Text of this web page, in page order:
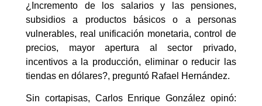
¿Incremento de los salarios y las pensiones,
subsidios a productos básicos o a personas
vulnerables, real unificación monetaria, control de
precios, mayor apertura al sector privado,
incentivos a la producción, eliminar o reducir las
tiendas en dólares?, preguntó Rafael Hernández.
Sin cortapisas, Carlos Enrique González opinó: